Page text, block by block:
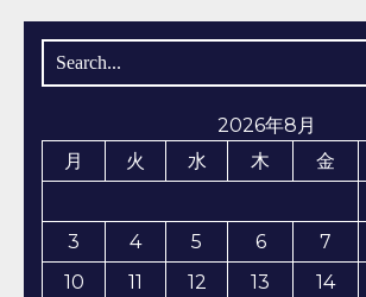
2026年8月
月
火 水 木 金
3
4 5 6 7
10
11 12 13 14